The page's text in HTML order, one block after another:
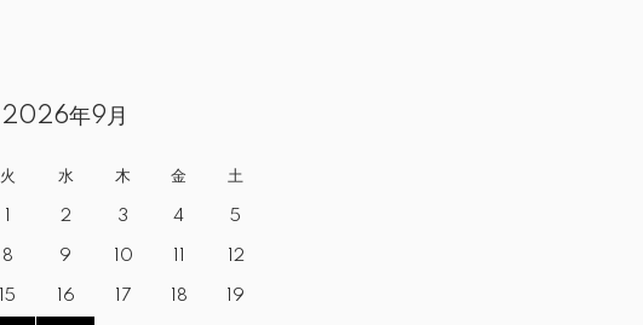
2026年9月
火 水 木 金 土
2 3 4 5
8 9 10 12
15 16 17 18 19